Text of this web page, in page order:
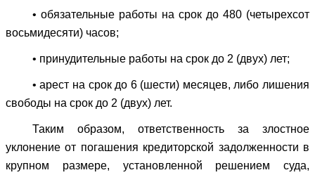
• обязательные работы на срок до 480 (четырехсот
восьмидесяти) часов;
• принудительные работы на срок до 2 (двух) лет;
• арест на срок до 6 (шести) месяцев, либо лишения
свободы на срок до 2 (двух) лет.
Таким образом, ответственность за злостное
уклонение от погашения кредиторской задолженности в
крупном размере, установленной решением суда,